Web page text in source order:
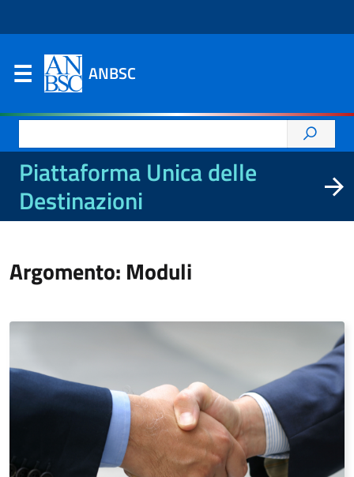
ANBSC
per:
Piattaforma Unica delle
Destinazioni
Argomento: Moduli